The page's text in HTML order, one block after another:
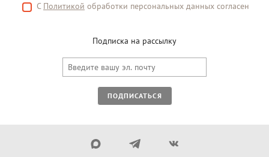
С Политикой обработки персональных данных согласен
Подписка на рассылку
ПОДПИСАТЬСЯ